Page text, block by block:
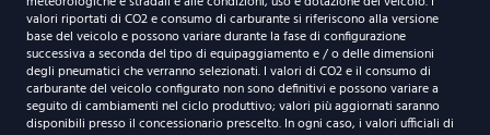
valori riportati di CO2 e consumo di carburante si riferiscono alla versione
base del veicolo e possono variare durante la fase di configurazione
successiva a seconda del tipo di equipaggiamento e / o delle dimensioni
degli pneumatici che verranno selezionati. I valori di CO2 e il consumo di
carburante del veicolo configurato non sono definitivi e possono variare a
seguito di cambiamenti nel ciclo produttivo; valori più aggiornati saranno
disponibili presso il concessionario prescelto. In ogni caso, i valori ufficiali di